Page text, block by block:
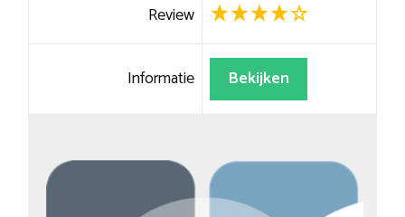
Review
Informatie Bekijken